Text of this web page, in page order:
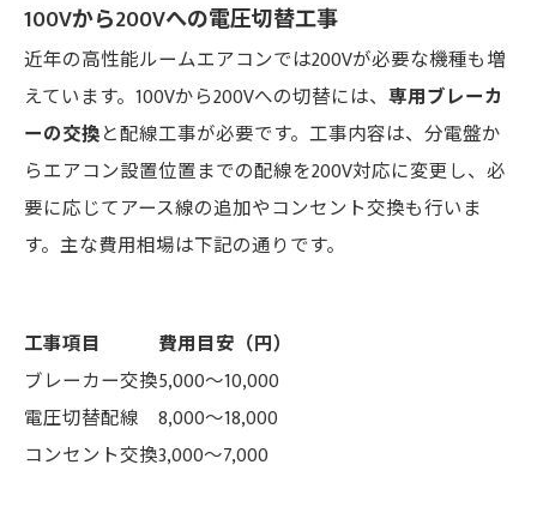
100Vから200Vへの電圧切替工事
近年の高性能ルームエアコンでは200Vが必要な機種も増
えています。100Vから200Vへの切替には、 専用ブレーカ
ーの交換と配線工事が必要です。工事内容は、分電盤か
らエアコン設置位置までの配線を200V対応に変更し、必
要に応じてアース線の追加やコンセント交換も行いま
す。主な費用相場は下記の通りです。
工事項目
費用目安（円）
ブレーカー交換5,000～10,000
電圧切替配線
8,000～18,000
コンセント交換3,000～7,000